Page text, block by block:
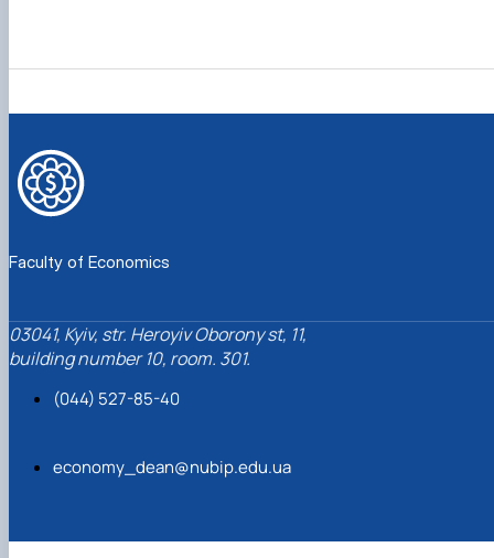
Faculty of Economics
03041, Kyiv, str. Heroyiv Oborony st, 11,
building number 10, room. 301.
(044) 527-85-40
economy_dean@nubip.edu.ua